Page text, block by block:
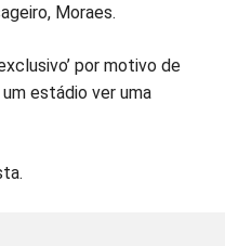
Moraes.
por motivo de
um estádio ver uma